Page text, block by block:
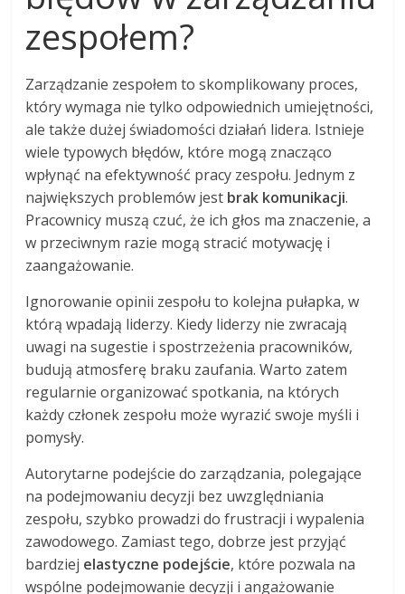
zespołem?
Zarządzanie zespołem to skomplikowany proces,
który wymaga nie tylko odpowiednich umiejętności,
ale także dużej świadomości działań lidera. Istnieje
wiele typowych błędów, które mogą znacząco
wpłynąć na efektywność pracy zespołu. Jednym z
największych problemów jest brak komunikacji.
Pracownicy muszą czuć, że ich głos ma znaczenie, a
w przeciwnym razie mogą stracić motywację i
zaangażowanie.
Ignorowanie opinii zespołu to kolejna pułapka, w
którą wpadają liderzy. Kiedy liderzy nie zwracają
uwagi na sugestie i spostrzeżenia pracowników,
budują atmosferę braku zaufania. Warto zatem
regularnie organizować spotkania, na których
każdy członek zespołu może wyrazić swoje myśli i
pomysły.
Autorytarne podejście do zarządzania, polegające
na podejmowaniu decyzji bez uwzględniania
zespołu, szybko prowadzi do frustracji i wypalenia
zawodowego. Zamiast tego, dobrze jest przyjąć
bardziej elastyczne podejście, które pozwala na
wspólne podejmowanie decyzji i angażowanie